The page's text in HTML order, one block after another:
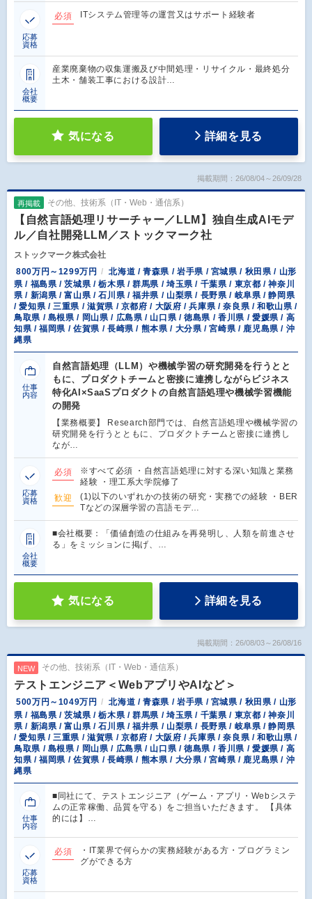
応募
資格
必須 ITシステム管理等の運営又はサポート経験者
会社
概要
産業廃棄物の収集運搬及び中間処理・リサイクル・最終処分
土木・舗装工事における設計…
気になる 詳細を見る
掲載期間：26/08/04～26/09/28
再掲載 その他、技術系（IT・Web・通信系）
【自然言語処理リサーチャー／LLM】独自生成AIモデ
ル／自社開発LLM／ストックマーク社
ストックマーク株式会社
800万円～1299万円
北海道 / 青森県 / 岩手県 / 宮城県 / 秋田県 / 山形
県 / 福島県 / 茨城県 / 栃木県 / 群馬県 / 埼玉県 / 千葉県 / 東京都 / 神奈川
県 / 新潟県 / 富山県 / 石川県 / 福井県 / 山梨県 / 長野県 / 岐阜県 / 静岡県
/ 愛知県 / 三重県 / 滋賀県 / 京都府 / 大阪府 / 兵庫県 / 奈良県 / 和歌山県 /
鳥取県 / 島根県 / 岡山県 / 広島県 / 山口県 / 徳島県 / 香川県 / 愛媛県 / 高
知県 / 福岡県 / 佐賀県 / 長崎県 / 熊本県 / 大分県 / 宮崎県 / 鹿児島県 / 沖
縄県
仕事
内容
自然言語処理（LLM）や機械学習の研究開発を行うとと
もに、プロダクトチームと密接に連携しながらビジネス
特化AI×SaaSプロダクトの自然言語処理や機械学習機能
の開発
【業務概要】 Research部門では、自然言語処理や機械学習の
研究開発を行うとともに、プロダクトチームと密接に連携し
なが…
応募
資格
必須
※すべて必須 ・自然言語処理に対する深い知識と業務
経験 ・理工系大学院修了
歓迎
(1)以下のいずれかの技術の研究・実務での経験 ・BER
Tなどの深層学習の言語モデ…
会社
概要
■会社概要：「価値創造の仕組みを再発明し、人類を前進させ
る」をミッションに掲げ、…
気になる 詳細を見る
掲載期間：26/08/03～26/08/16
NEW その他、技術系（IT・Web・通信系）
テストエンジニア＜WebアプリやAIなど＞
500万円～1049万円
北海道 / 青森県 / 岩手県 / 宮城県 / 秋田県 / 山形
県 / 福島県 / 茨城県 / 栃木県 / 群馬県 / 埼玉県 / 千葉県 / 東京都 / 神奈川
県 / 新潟県 / 富山県 / 石川県 / 福井県 / 山梨県 / 長野県 / 岐阜県 / 静岡県
/ 愛知県 / 三重県 / 滋賀県 / 京都府 / 大阪府 / 兵庫県 / 奈良県 / 和歌山県 /
鳥取県 / 島根県 / 岡山県 / 広島県 / 山口県 / 徳島県 / 香川県 / 愛媛県 / 高
知県 / 福岡県 / 佐賀県 / 長崎県 / 熊本県 / 大分県 / 宮崎県 / 鹿児島県 / 沖
縄県
仕事
内容
■同社にて、テストエンジニア（ゲーム・アプリ・Webシステ
ムの正常稼働、品質を守る）をご担当いただきます。 【具体
的には】…
応募
資格
必須
・IT業界で何らかの実務経験がある方・プログラミン
グができる方